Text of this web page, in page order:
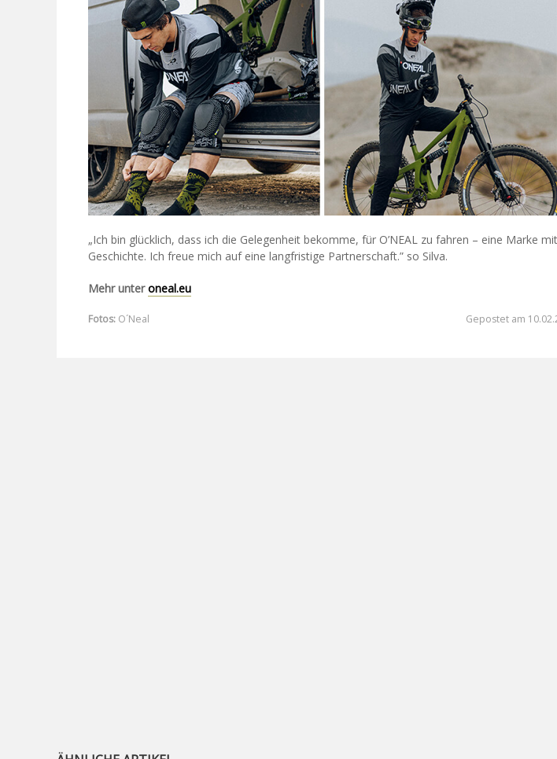
„Ich bin glücklich, dass ich die Gelegenheit bekomme, für O’NEAL zu fahren – eine Marke
Geschichte. Ich freue mich auf eine langfristige Partnerschaft.” so Silva.
Mehr unteroneal.eu
Fotos: O´Neal Gepostet am